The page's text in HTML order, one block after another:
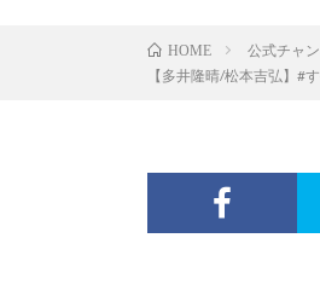
HOME 公式チャ
【多井隆晴/松本吉弘】#